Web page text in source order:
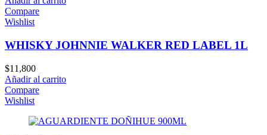
Compare
Wishlist
WHISKY JOHNNIE WALKER RED LABEL 1L
$11,800
Añadir al carrito
Compare
Wishlist